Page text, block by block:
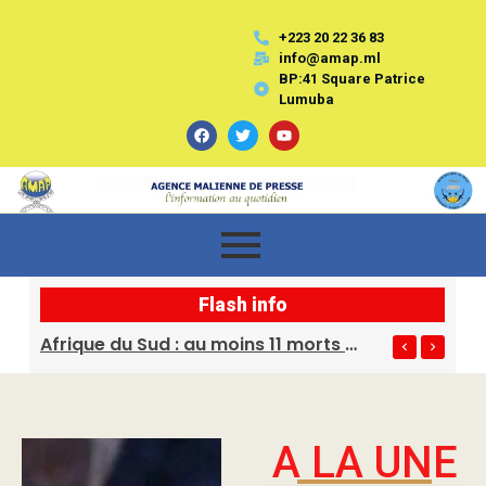
+223 20 22 36 83
info@amap.ml
BP:41 Square Patrice
Lumuba
Flash info
Afrique du Sud : au moins 11 morts dans trois fusillades au Cap
A LA UNE